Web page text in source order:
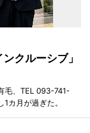
クルーシブ」
毛、TEL 093-741-
カ月が過ぎた。